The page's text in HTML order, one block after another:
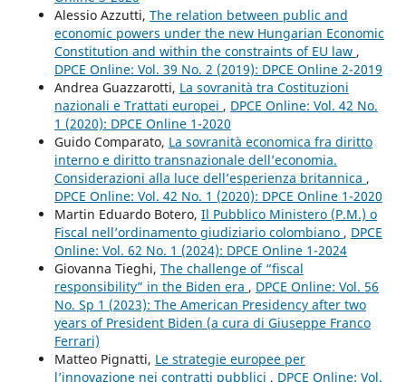
Alessio Azzutti, The relation between public and
economic powers under the new Hungarian Economic
Constitution and within the constraints of EU law ,
DPCE Online: Vol. 39 No. 2 (2019): DPCE Online 2-2019
Andrea Guazzarotti, La sovranità tra Costituzioni
nazionali e Trattati europei , DPCE Online: Vol. 42 No.
1 (2020): DPCE Online 1-2020
Guido Comparato, La sovranità economica fra diritto
interno e diritto transnazionale dell’economia.
Considerazioni alla luce dell’esperienza britannica ,
DPCE Online: Vol. 42 No. 1 (2020): DPCE Online 1-2020
Martin Eduardo Botero, Il Pubblico Ministero (P.M.) o
Fiscal nell’ordinamento giudiziario colombiano , DPCE
Online: Vol. 62 No. 1 (2024): DPCE Online 1-2024
Giovanna Tieghi, The challenge of “fiscal
responsibility” in the Biden era , DPCE Online: Vol. 56
No. Sp 1 (2023): The American Presidency after two
years of President Biden (a cura di Giuseppe Franco
Ferrari)
Matteo Pignatti, Le strategie europee per
l’innovazione nei contratti pubblici , DPCE Online: Vol.